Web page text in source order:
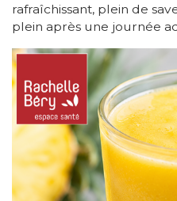
rafraîchissant, plein de
plein après une journée